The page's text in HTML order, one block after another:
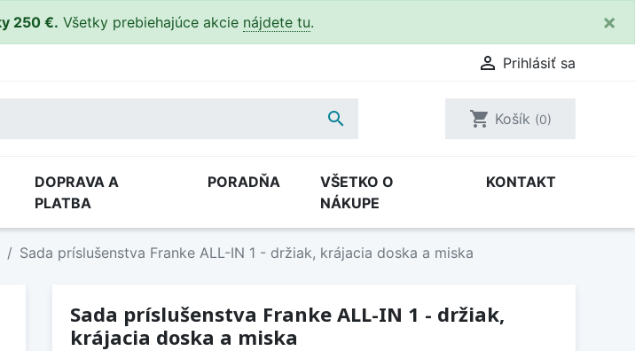
250 €. Všetky prebiehajúce akcie nájdete tu. ×
 Prihlásiť sa
 shopping_cart Košík (0)
DOPRAVA A
PLATBA
PORADŇA
VŠETKO O
NÁKUPE
KONTAKT
Sada príslušenstva Franke ALL-IN 1 - držiak, krájacia doska a miska
Sada príslušenstva Franke ALL-IN 1 - držiak,
krájacia doska a miska